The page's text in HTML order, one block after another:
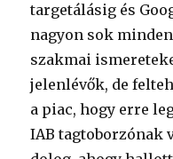
targetálásig és
nagyon sok
szakmai
jelenlévők, de
a piac, hogy erre
IAB tagtoborzónak